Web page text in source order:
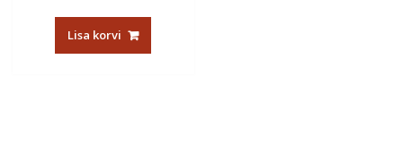
Lisa korvi